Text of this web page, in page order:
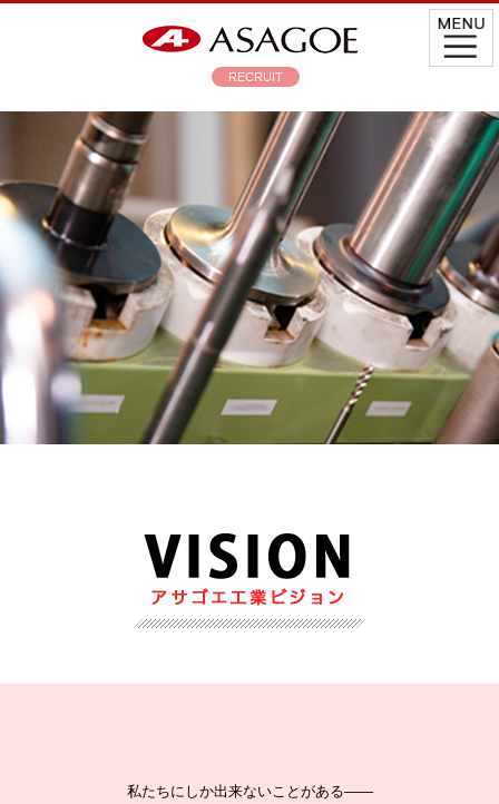
RECRUIT
私たちにしか出来ないことがある――